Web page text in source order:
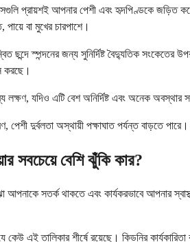
প্রায়শই আপনার পেশী এবং হৃদপিণ্ডকে জড়িত
পায়ে বা মুখের চারপাশে।
ছন্দে স্পন্দনের জন্য সুনির্দিষ্ট বৈদ্যুতিক
করছে।
লক্ষণ, যদিও এটি বেশ অনির্দিষ্ট এবং অনেক
পেশী দুর্বলতা অস্থায়ী পক্ষাঘাত পর্যন্ত বাড়তে
সবচেয়ে বেশি ঝুঁকি কার?
সতর্ক থাকতে এবং কার্যকরভাবে আপনার
কেউ এই তালিকার শীর্ষে রয়েছে। কিডনির